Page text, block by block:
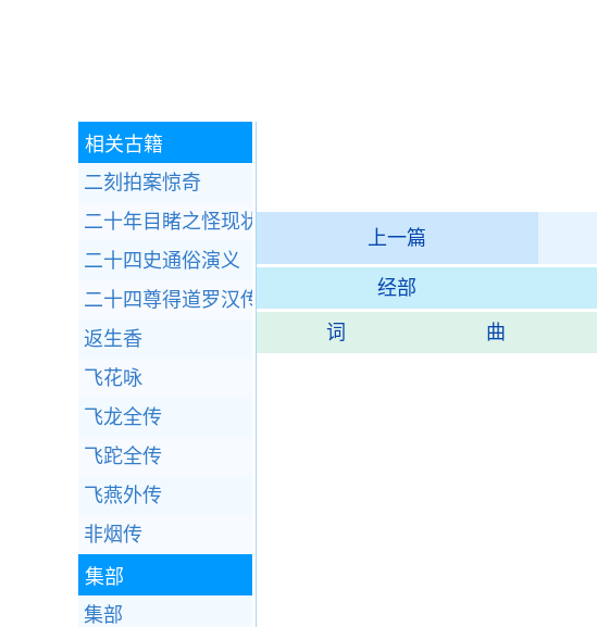
上一篇
经部
词 曲
相关古籍
二刻拍案惊奇
二十年目睹之怪现状
二十四史通俗演义
二十四尊得道罗汉传
返生香
飞花咏
飞龙全传
飞跎全传
飞燕外传
非烟传
集部
集部